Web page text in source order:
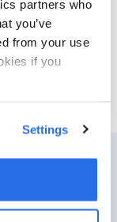
partners who
you’ve
from your use
if you
Settings
– so
auf